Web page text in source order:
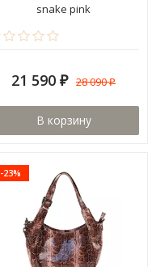
snake pink
21 590 ₽ 28 090₽
В корзину
-23%